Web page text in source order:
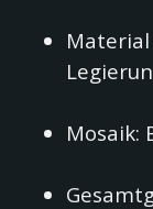
Mosaik: